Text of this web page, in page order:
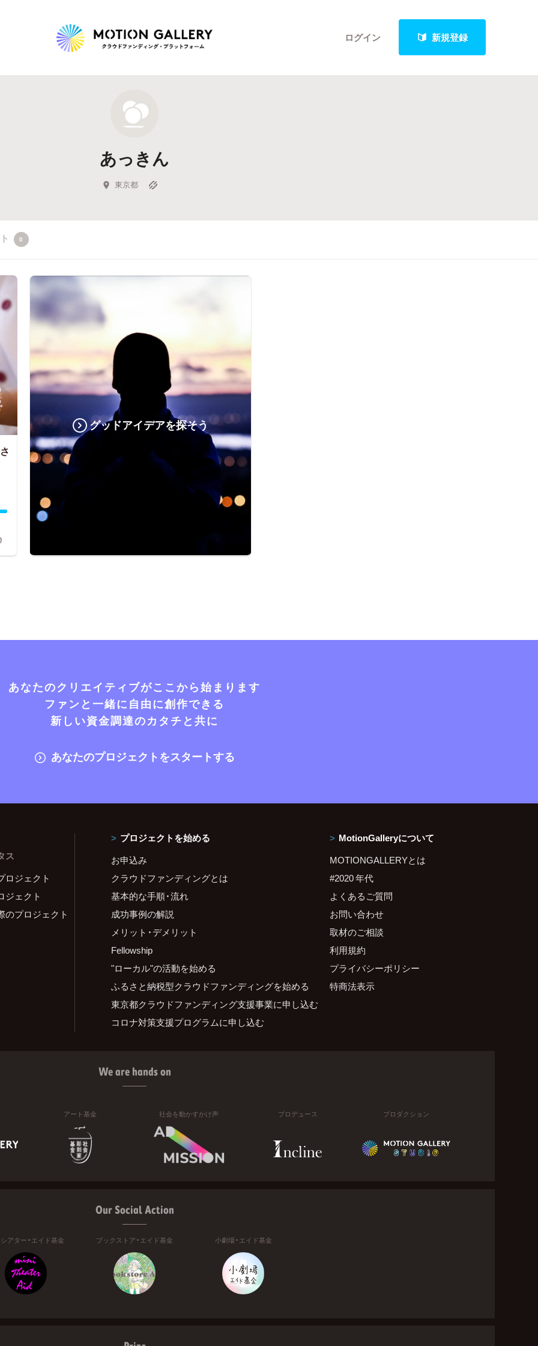
ログイン 新規登録
新着プロジェクト
Feature
キュレーターから探す
あっきん
東京都
0
グッドアイデアを探そう
あなたのクリエイティブがここから始まります
ファンと一緒に自由に創作できる
新しい資金調達のカタチと共に
あなたのプロジェクトをスタートする
ス
ロジェクト
ジェクト
のプロジェクト
プロジェクトを始める
お申込み
クラウドファンディングとは
基本的な手順・流れ
成功事例の解説
メリット・デメリット
Fellowship
"ローカル"の活動を始める
ふるさと納税型クラウドファンディングを始める
東京都クラウドファンディング支援事業に申し込む
コロナ対策支援プログラムに申し込む
MotionGalleryについて
MOTIONGALLERYとは
#2020 年代
よくあるご質問
お問い合わせ
取材のご相談
利用規約
プライバシーポリシー
特商法表示
We are hands on
アート基金 社会を動かすかけ声 プロデュース プロダクション
Our Social Action
アター・エイド基金 ブックストア・エイド基金 小劇場・エイド基金